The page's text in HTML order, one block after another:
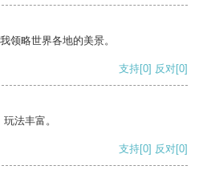
领略世界各地的美景。
支持[0] 反对[0]
法丰富。
支持[0] 反对[0]